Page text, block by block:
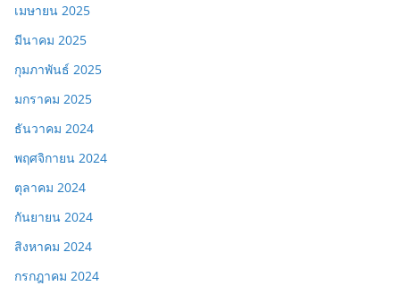
เมษายน 2025
มีนาคม 2025
กุมภาพันธ์ 2025
มกราคม 2025
ธันวาคม 2024
พฤศจิกายน 2024
ตุลาคม 2024
กันยายน 2024
สิงหาคม 2024
กรกฎาคม 2024